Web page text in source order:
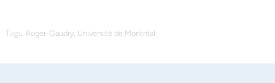
Tags: Roger-Gaudry, Université de Montréal